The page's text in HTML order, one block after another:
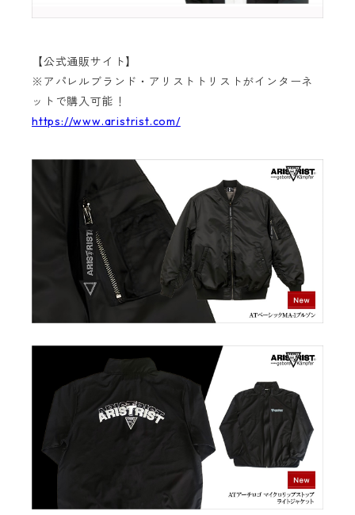
【公式通販サイト】
※アパレルブランド・アリストトリストがインターネ
ットで購入可能！
https://www.aristrist.com/